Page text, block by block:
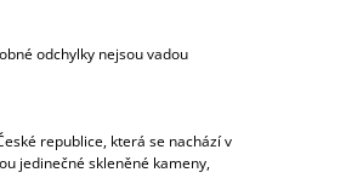
odchylky nejsou vadou
republice, která se nachází v
jedinečné skleněné kameny,